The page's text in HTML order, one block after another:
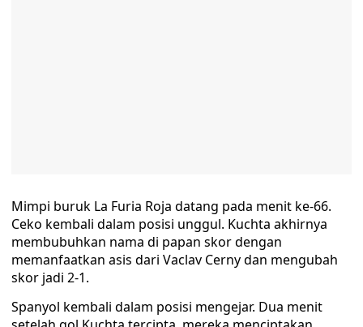
Mimpi buruk La Furia Roja datang pada menit ke-66.
Ceko kembali dalam posisi unggul. Kuchta akhirnya
membubuhkan nama di papan skor dengan
memanfaatkan asis dari Vaclav Cerny dan mengubah
skor jadi 2-1.
Spanyol kembali dalam posisi mengejar. Dua menit